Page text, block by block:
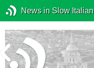
News in Slow Italian